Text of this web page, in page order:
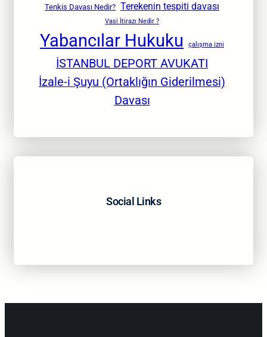
Tenkis Davası Nedir? Terekenin tespiti davası
Vasi İtirazı Nedir ?
Yabancılar Hukuku çalışma izni
İSTANBUL DEPORT AVUKATI
İzale-i Şuyu (Ortaklığın Giderilmesi)
Davası
Social Links